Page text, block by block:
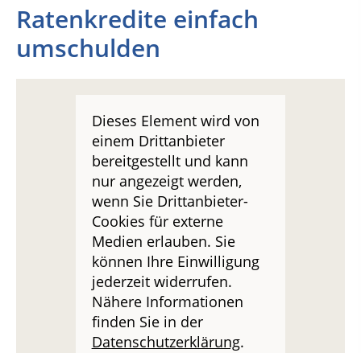
Ratenkredite einfach
umschulden
Dieses Element wird von
einem Drittanbieter
bereitgestellt und kann
nur angezeigt werden,
wenn Sie Drittanbieter-
Cookies für externe
Medien erlauben. Sie
können Ihre Einwilligung
jederzeit widerrufen.
Nähere Informationen
finden Sie in der
Datenschutzerklärung.